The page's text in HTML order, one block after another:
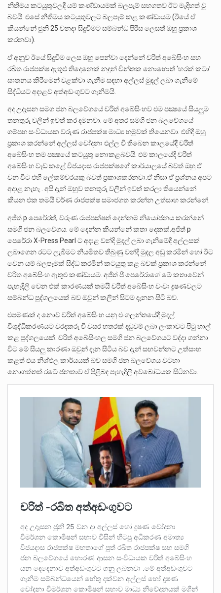
නීතිමය කටයුතුවලදී යම් කණ්ඩායමක් බලපෑම් සහගතව ඊට මැදිහත් වූ
බවයි. එසේ නීතිමය කටයුතුවලට බලපෑම් කළ කණ්ඩායම (ඊයේ ඒ
කියන්නේ ජුනි 25 වනදා සිදුවීමට සම්බන්ධ පිරිස ලෙසත් ඔහු ප්‍රකාශ
කරනවා).
ඒ අනුව ඊයේ සිදුවීම ලෙස ඔහු පෙන්වා දෙන්නේ චරිත් අබේසිංහ සහ
රඛිත රාජපක්ෂ ඇතුළු තිදෙනෙක් නඳුන් චින්තක නොහොත් ‘හරක් කටා’
ඝාතනය කිරීමෙන් වළක්වා ගැනීම සඳහා අල්ලස් මුදල් ලබා ගැනීමේ
සිද්ධියට අදාළව අත්අඩංගුවට ගැනීමයි.
අද උදෑසන සමග ජන බලවේගයේ චරිත් අබේසිංහව එම පක්‍ෂයේ සියලුම
තනතුරු වලින් ඉවත් කර දමනවා. මේ අතර සමගි ජන බලවේගයේ
ගම්පහ සංවිධායක වරුණ රාජපක්ෂ මාධ්‍ය හමුවක් තියෙනවා. එහිදී ඔහු
ප්‍රකාශ කරන්නේ අල්ලස් චෝදනා එල්ල වී තිබෙන කාලයේදී චරිත්
අබේසිංහ තම පක්‍ෂයේ කටයුතු නොකළබවයි. එම කාලයේදී චරිත්
අබේසිංහ වැඩ කළේ විජයදාස රාජපක්ෂගේ කාර්යාලයේ බවත් ඔහු ඒ
වන විට එහි ලේකම්වරයකු බවත් ප්‍රකාශකරනවා.ඒ නිසා ඒ ප්‍රශ්නය අපට
අදාළ නැහැ . අපි දැන් ඔහුව තනතුරු වලින් ඉවත් කරලා තියෙන්නේ
කියන එක තමයි වර්ණ රාජපක්ෂ සමාජගත කරන්න උත්සාහ කරන්නේ.
අජිත් p පෙරේරත්, වරුණ රාජපක්ෂත් දෙන්නම නියෝජනය කරන්නේ
සමගි ජන බලවේගය. මේ දෙන්න කියන්නේ කතා දෙකක්.අජිත් p
පෙරේරා X-Press Pearl ට අදාළ වන්දි මුදල් ලබා ගැනීමේදී අල්ලසක්
ලබාගෙන රටට ලැබීමට නියමිතව තිබුණු වන්දි මුදල අඩු කරමින් හෝ ඊට
වෙන යම් බලපෑමක් සිද්ධ කරමින් කටයුතු කළ බවක් ප්‍රකාශ කරන්නේ
චරිත අබේසිංහ ඇතුළු කණ්ඩායම. අජිත් පී පෙරේරාගේ මේ කතාවෙන්
පැහැදිලි වෙන එක් කාරණයක් තමයි චරිත් අබේසිංහ වංචා දූෂණවලට
සම්බන්ධ පුද්ගලයෙක් බව ඔවුන් කලින් සිටම දැනන සිටි බව.
එපමණක් ද නොව චරිත් අබේසිංහ යනු එංගලන්තයේදී මුදල්
විශුද්ධිකරණයට වරදකරු වී වසර හතරක් දඬුවම් ලබා ලංකාවට පිටු හාල්
කළ පුද්ගලයෙක්. චරිත් අබේසිංහල සමගි ජන බලවේගයට වද්දා ගන්නා
විට මේ සියලු කාරණා ඔවුන් දැන සිටිය බව දැන් සඟවන්නට උත්සාහ
කළත් එය නිශ්ඵල කාර්යයක් බව සමගි ජන බලවේගය වටහා
නොගත්තත් රටේ ජනතාව ඒ පිළිබඳ පැහැදිලි අවබෝධයක සිටිනවා.